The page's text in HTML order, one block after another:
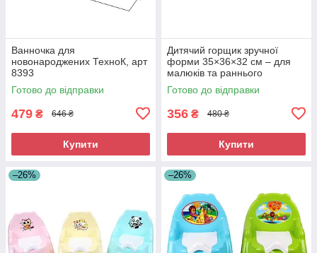
Ванночка для
новонароджених ТехноК, арт
8393
Готово до відправки
479 ₴ 646 ₴
Купити
Дитячий горщик зручної
форми 35×36×32 см – для
малюків та раннього
привчання (5156)
Готово до відправки
356 ₴ 480 ₴
Купити
–26% –26%